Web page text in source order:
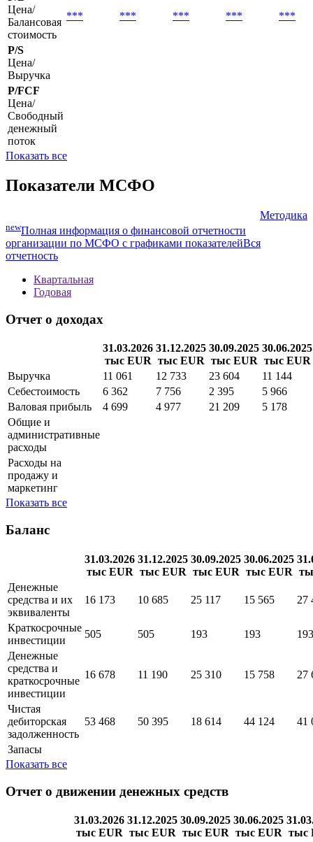
Цена/
Балансовая
стоимость
*** *** *** *** ***
P/S
Цена/
Выручка
P/FCF
Цена/
Свободный
денежный
поток
Показать все
Показатели МСФО
Методика
newПолная информация о финансовой отчетности
организации по МСФО с графиками показателейВся
отчетность
Квартальная
Годовая
Отчет о доходах
31.03.2026
тыс EUR
31.12.2025
тыс EUR
30.09.2025
тыс EUR
30.06.2025
тыс EUR
Выручка
11 061 12 733 23 604
11 144
Себестоимость
6 362 7 756 2 395
5 966
Валовая прибыль
4 699 4 977 21 209
5 178
Общие и
административные
расходы
Расходы на
продажу и
маркетинг
Показать все
Баланс
31.03.2026
тыс EUR
31.12.2025
тыс EUR
30.09.2025
тыс EUR
30.06.2025
тыс EUR
Денежные
средства и их
эквиваленты
16 173 10 685 25 117 15 565 27
Краткосрочные
инвестиции
505 505 193 193
193
Денежные
средства и
краткосрочные
инвестиции
16 678 11 190 25 310 15 758 27
Чистая
дебиторская
задолженность
53 468 50 395 18 614 44 124 41
Запасы
Показать все
Отчет о движении денежных средств
31.03.2026
тыс EUR
31.12.2025
тыс EUR
30.09.2025
тыс EUR
30.06.2025
тыс EUR тыс